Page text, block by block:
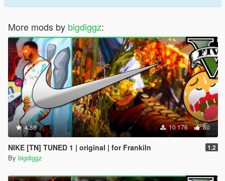
More mods by bigdiggz:
4.88 10 176 80
NIKE [TN] TUNED 1 | original | for Frankiln 1.2
By bigdiggz